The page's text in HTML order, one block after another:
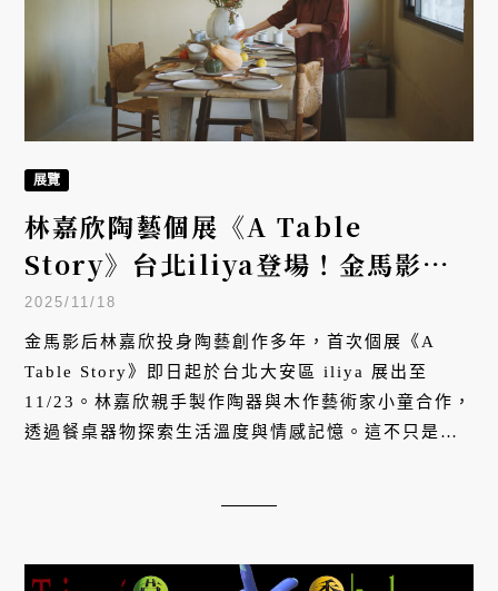
展覽
林嘉欣陶藝個展《A Table
Story》台北iliya登場！金馬影后
跨界陶藝創作展現生活美學
2025/11/18
金馬影后林嘉欣投身陶藝創作多年，首次個展《A
Table Story》即日起於台北大安區 iliya 展出至
11/23。林嘉欣親手製作陶器與木作藝術家小童合作，
透過餐桌器物探索生活溫度與情感記憶。這不只是一